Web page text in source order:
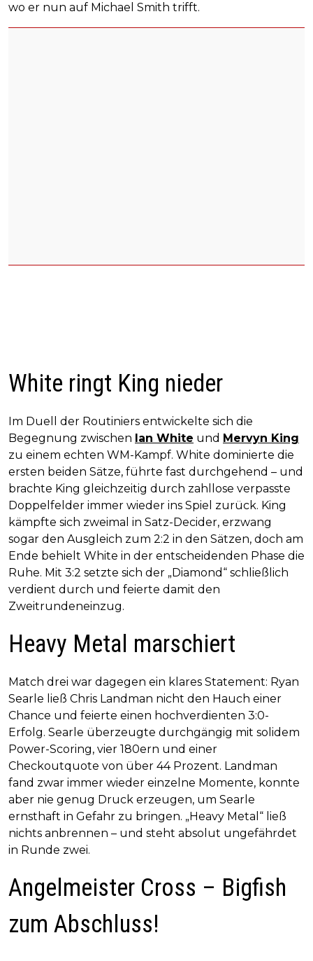
wo er nun auf Michael Smith trifft.
White ringt King nieder
Im Duell der Routiniers entwickelte sich die
Begegnung zwischen Ian White und Mervyn King
zu einem echten WM-Kampf. White dominierte die
ersten beiden Sätze, führte fast durchgehend – und
brachte King gleichzeitig durch zahllose verpasste
Doppelfelder immer wieder ins Spiel zurück. King
kämpfte sich zweimal in Satz-Decider, erzwang
sogar den Ausgleich zum 2:2 in den Sätzen, doch am
Ende behielt White in der entscheidenden Phase die
Ruhe. Mit 3:2 setzte sich der „Diamond“ schließlich
verdient durch und feierte damit den
Zweitrundeneinzug.
Heavy Metal marschiert
Match drei war dagegen ein klares Statement: Ryan
Searle ließ Chris Landman nicht den Hauch einer
Chance und feierte einen hochverdienten 3:0-
Erfolg. Searle überzeugte durchgängig mit solidem
Power-Scoring, vier 180ern und einer
Checkoutquote von über 44 Prozent. Landman
fand zwar immer wieder einzelne Momente, konnte
aber nie genug Druck erzeugen, um Searle
ernsthaft in Gefahr zu bringen. „Heavy Metal“ ließ
nichts anbrennen – und steht absolut ungefährdet
in Runde zwei.
Angelmeister Cross – Bigfish
zum Abschluss!